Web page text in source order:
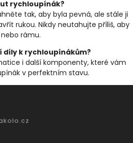
rychloupínák?
tak, aby byla pevná, ale stále ji
rukou. Nikdy neutahujte příliš, aby
rámu.
díly k rychloupínákům?
i další komponenty, které vám
v perfektním stavu.